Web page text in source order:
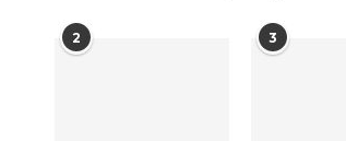
2 3